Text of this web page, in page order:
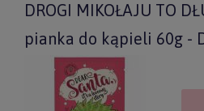
DROGI MIKOŁAJU TO
pianka do kąpieli 60g -